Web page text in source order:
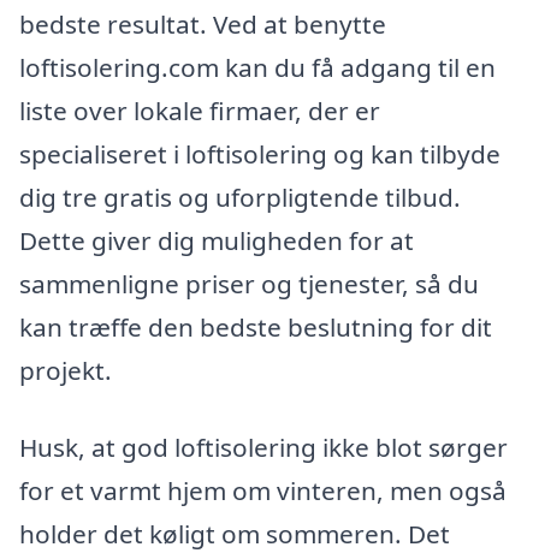
bedste resultat. Ved at benytte
loftisolering.com kan du få adgang til en
liste over lokale firmaer, der er
specialiseret i loftisolering og kan tilbyde
dig tre gratis og uforpligtende tilbud.
Dette giver dig muligheden for at
sammenligne priser og tjenester, så du
kan træffe den bedste beslutning for dit
projekt.
Husk, at god loftisolering ikke blot sørger
for et varmt hjem om vinteren, men også
holder det køligt om sommeren. Det